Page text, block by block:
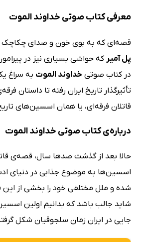
معرفی کتاب صوتی خداوند الموت
قصه‌ای که به بوی خون و صدای
پل آمیرکه حواشی بسیاری نیز در
در کتاب صوتی خداوند الموت به سراغ
تأثیرگذار تاریخ ایران رفته تا داستان
قاتلان فرقه‌ای، یا همان اسسین‌های
درباره‌ی کتاب صوتی خداوند الموت
حالا بعد از گذشت صدها سال، قصه‌ی
اسسین‌ها به موضوع جذابی در دنیای
شده و ملل مختلفی خود را بخشی از این
شاید جالب باشد که بدانیم اولین
جایی در ایران زمان سلجوقیان شکل